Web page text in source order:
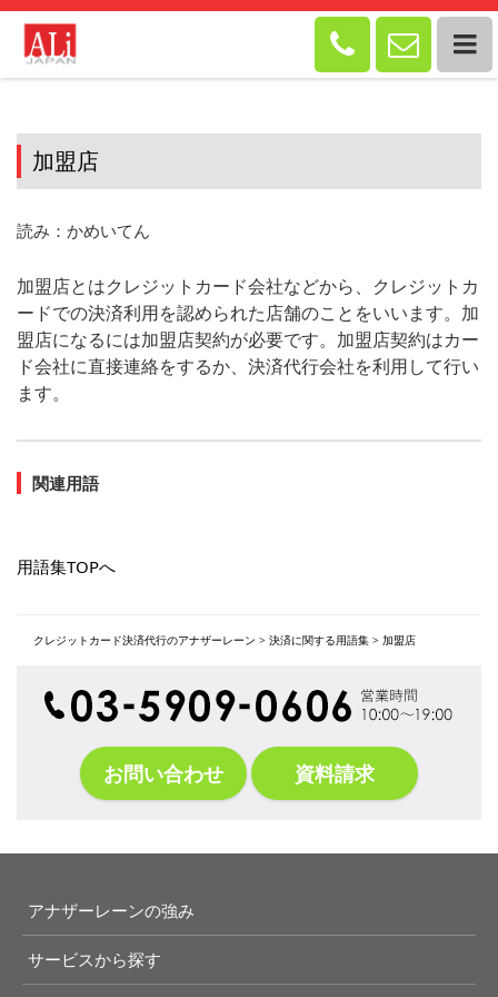
 
加盟店
読み：かめいてん
加盟店とはクレジットカード会社などから、クレジットカ
ードでの決済利用を認められた店舗のことをいいます。加
盟店になるには加盟店契約が必要です。加盟店契約はカー
ド会社に直接連絡をするか、決済代行会社を利用して行い
ます。
関連用語
用語集TOPへ
クレジットカード決済代行のアナザーレーン > 決済に関する用語集 > 加盟店
お問い合わせ 資料請求
アナザーレーンの強み
サービスから探す